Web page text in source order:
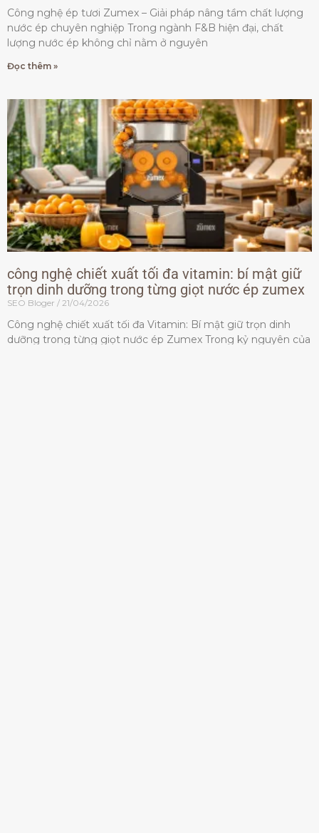
Công nghệ ép tươi Zumex – Giải pháp nâng tầm chất lượng
nước ép chuyên nghiệp Trong ngành F&B hiện đại, chất
lượng nước ép không chỉ nằm ở nguyên
Đọc thêm »
công nghệ chiết xuất tối đa vitamin: bí mật giữ
trọn dinh dưỡng trong từng giọt nước ép zumex
SEO Bloger 21/04/2026
Công nghệ chiết xuất tối đa Vitamin: Bí mật giữ trọn dinh
dưỡng trong từng giọt nước ép Zumex Trong kỷ nguyên của